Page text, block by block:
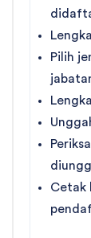
Pilih
Cetak